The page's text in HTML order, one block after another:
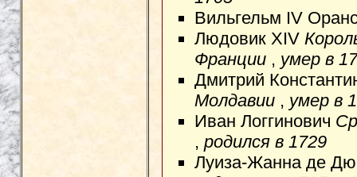
Вильгельм IV
Людовик XIV
Франции, умер в
Дмитрий
Молдавии, умер в
Иван Логгинович
, родился в 1729
Луиза-Жанна де